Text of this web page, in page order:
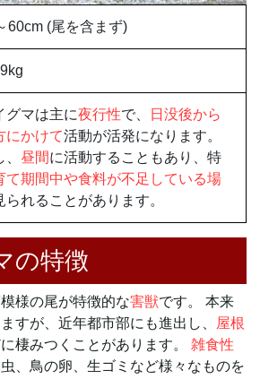
60cm (尾を含まず)
グマは主に夜行性で、
日没後から
にかけて活動が活発になります。
昼間に活動することもあり、特
て期間中や食料が不足している場
られることがあります。
の特徴
様の尾が特徴的な害獣です。 本来
すが、近年都市部にも進出し、
屋根
棲みつくことがあります。 雑食性
、鳥の卵、生ゴミなど様々なものを